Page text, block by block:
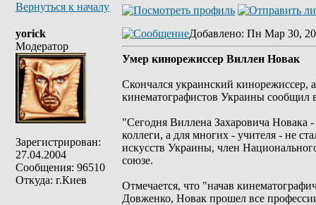
Вернуться к началу
yorick
Модератор
Зарегистрирован:
27.04.2004
Сообщения: 96510
Откуда: г.Киев
Добавлено: Пн Мар 30,
Умер кинорежиссер Виллен Новак
Скончался украинский
кинематографистов Украины сообщил
"Сегодня Виллена Захаровича Новака
коллеги, а для многих - учителя - не
искусств Украины, член
союзе.
Отмечается, что "начав
Довженко, Новак прошел все